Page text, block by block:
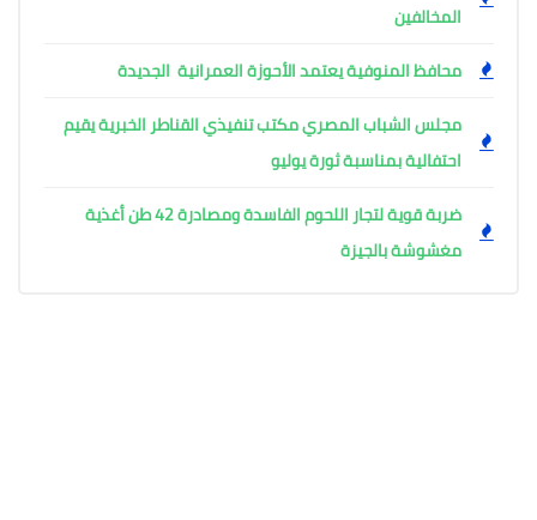
المخالفين
محافظ المنوفية يعتمد الأحوزة العمرانية الجديدة
مجلس الشباب المصري مكتب تنفيذي القناطر الخبرية يقيم
احتفالية بمناسبة ثورة يوليو
ضربة قوية لتجار اللحوم الفاسدة ومصادرة 42 طن أغذية
مغشوشة بالجيزة